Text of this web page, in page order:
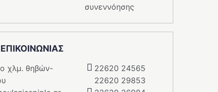
συνεννόησης
χλμ. θηβών-
22620 24565
22620 29853